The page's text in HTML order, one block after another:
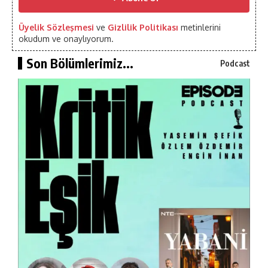
Üyelik Sözleşmesi ve Gizlilik Politikası metinlerini
okudum ve onaylıyorum.
Son Bölümlerimiz... Podcast